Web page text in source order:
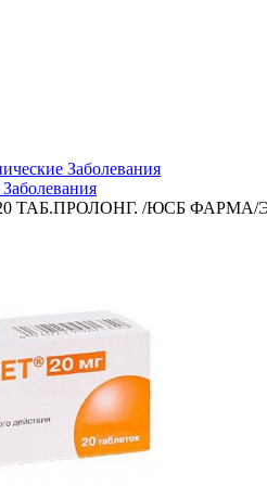
Заболевания
ТАБ.ПРОЛОНГ. /ЮСБ